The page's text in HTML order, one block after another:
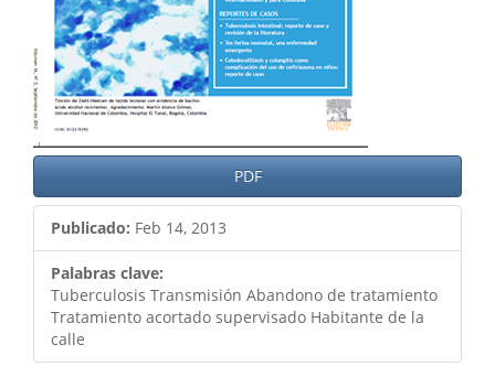
PDF
Publicado: Feb 14, 2013
Palabras clave:
Tuberculosis Transmisión Abandono de tratamiento
Tratamiento acortado supervisado Habitante de la
calle